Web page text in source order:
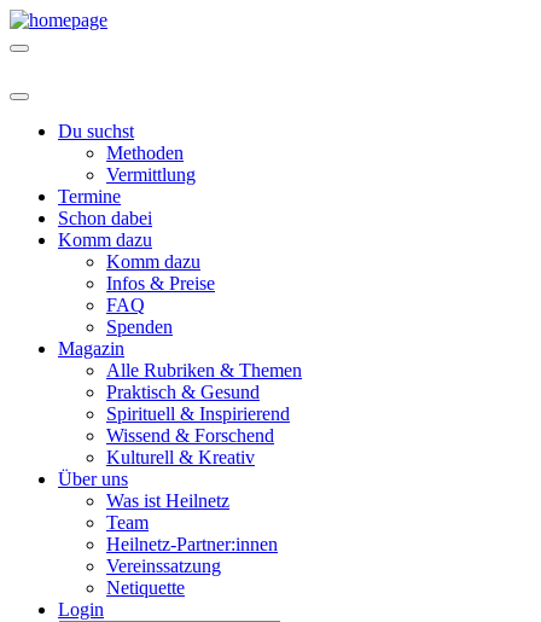
Du suchst
Methoden
Vermittlung
Termine
Schon dabei
Komm dazu
Komm dazu
Infos & Preise
FAQ
Spenden
Magazin
Alle Rubriken & Themen
Praktisch & Gesund
Spirituell & Inspirierend
Wissend & Forschend
Kulturell & Kreativ
Über uns
Was ist Heilnetz
Team
Heilnetz-Partner:innen
Vereinssatzung
Netiquette
Login